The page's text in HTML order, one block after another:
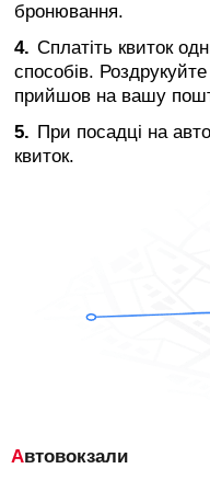
бронювання.
Сплатіть квиток
способів.
прийшов на вашу
При посадці на
квиток.
Автовокзали